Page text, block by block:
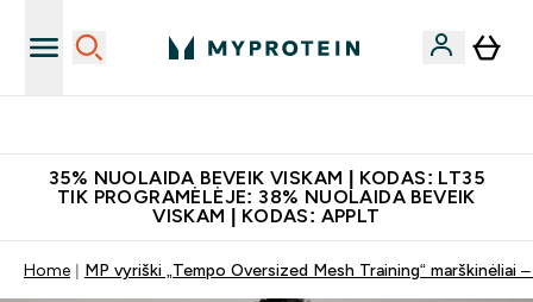
35% NUOLAIDA BEVEIK VISKAM | KODAS: LT35
TIK PROGRAMĖLĖJE: 38% NUOLAIDA BEVEIK
VISKAM | KODAS: APPLT
Home MP vyriški „Tempo Oversized Mesh Training“ marškinėliai